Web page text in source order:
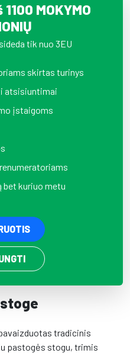
MOKYMO
tik nuo 3EU
skirtas turinys
atsisiuntimai
įstaigoms
bet kuriuo metu
tradicinis
pastogės stogu, trimis